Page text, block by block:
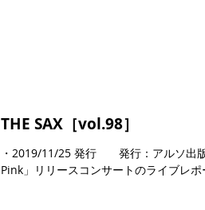
THE SAX［vol.98］
・2019/11/25 発行 発行：アルソ出版
Pink」リリースコンサートのライブレ